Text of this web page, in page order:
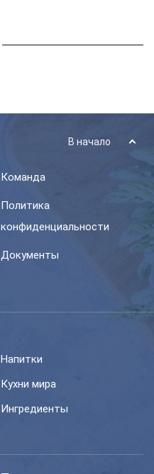
В начало
Команда
Политика
конфиденциальности
Документы
Напитки
Кухни мира
Ингредиенты